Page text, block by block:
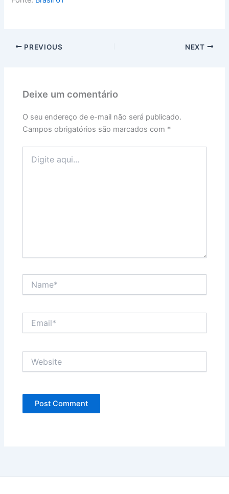
PREVIOUS NEXT
Deixe um comentário
O seu endereço de e-mail não será publicado.
Campos obrigatórios são marcados com *
aqui...